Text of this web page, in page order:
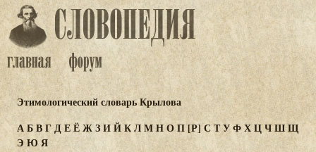
Этимологический словарь Крылова
АБВГДЕЁЖЗИЙКЛМНОП[Р] СТУФХЦЧШЩ
Э Ю Я